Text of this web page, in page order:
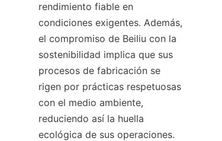
rendimiento fiable en
condiciones exigentes. Además,
el compromiso de Beiliu con la
sostenibilidad implica que sus
procesos de fabricación se
rigen por prácticas respetuosas
con el medio ambiente,
reduciendo así la huella
ecológica de sus operaciones.